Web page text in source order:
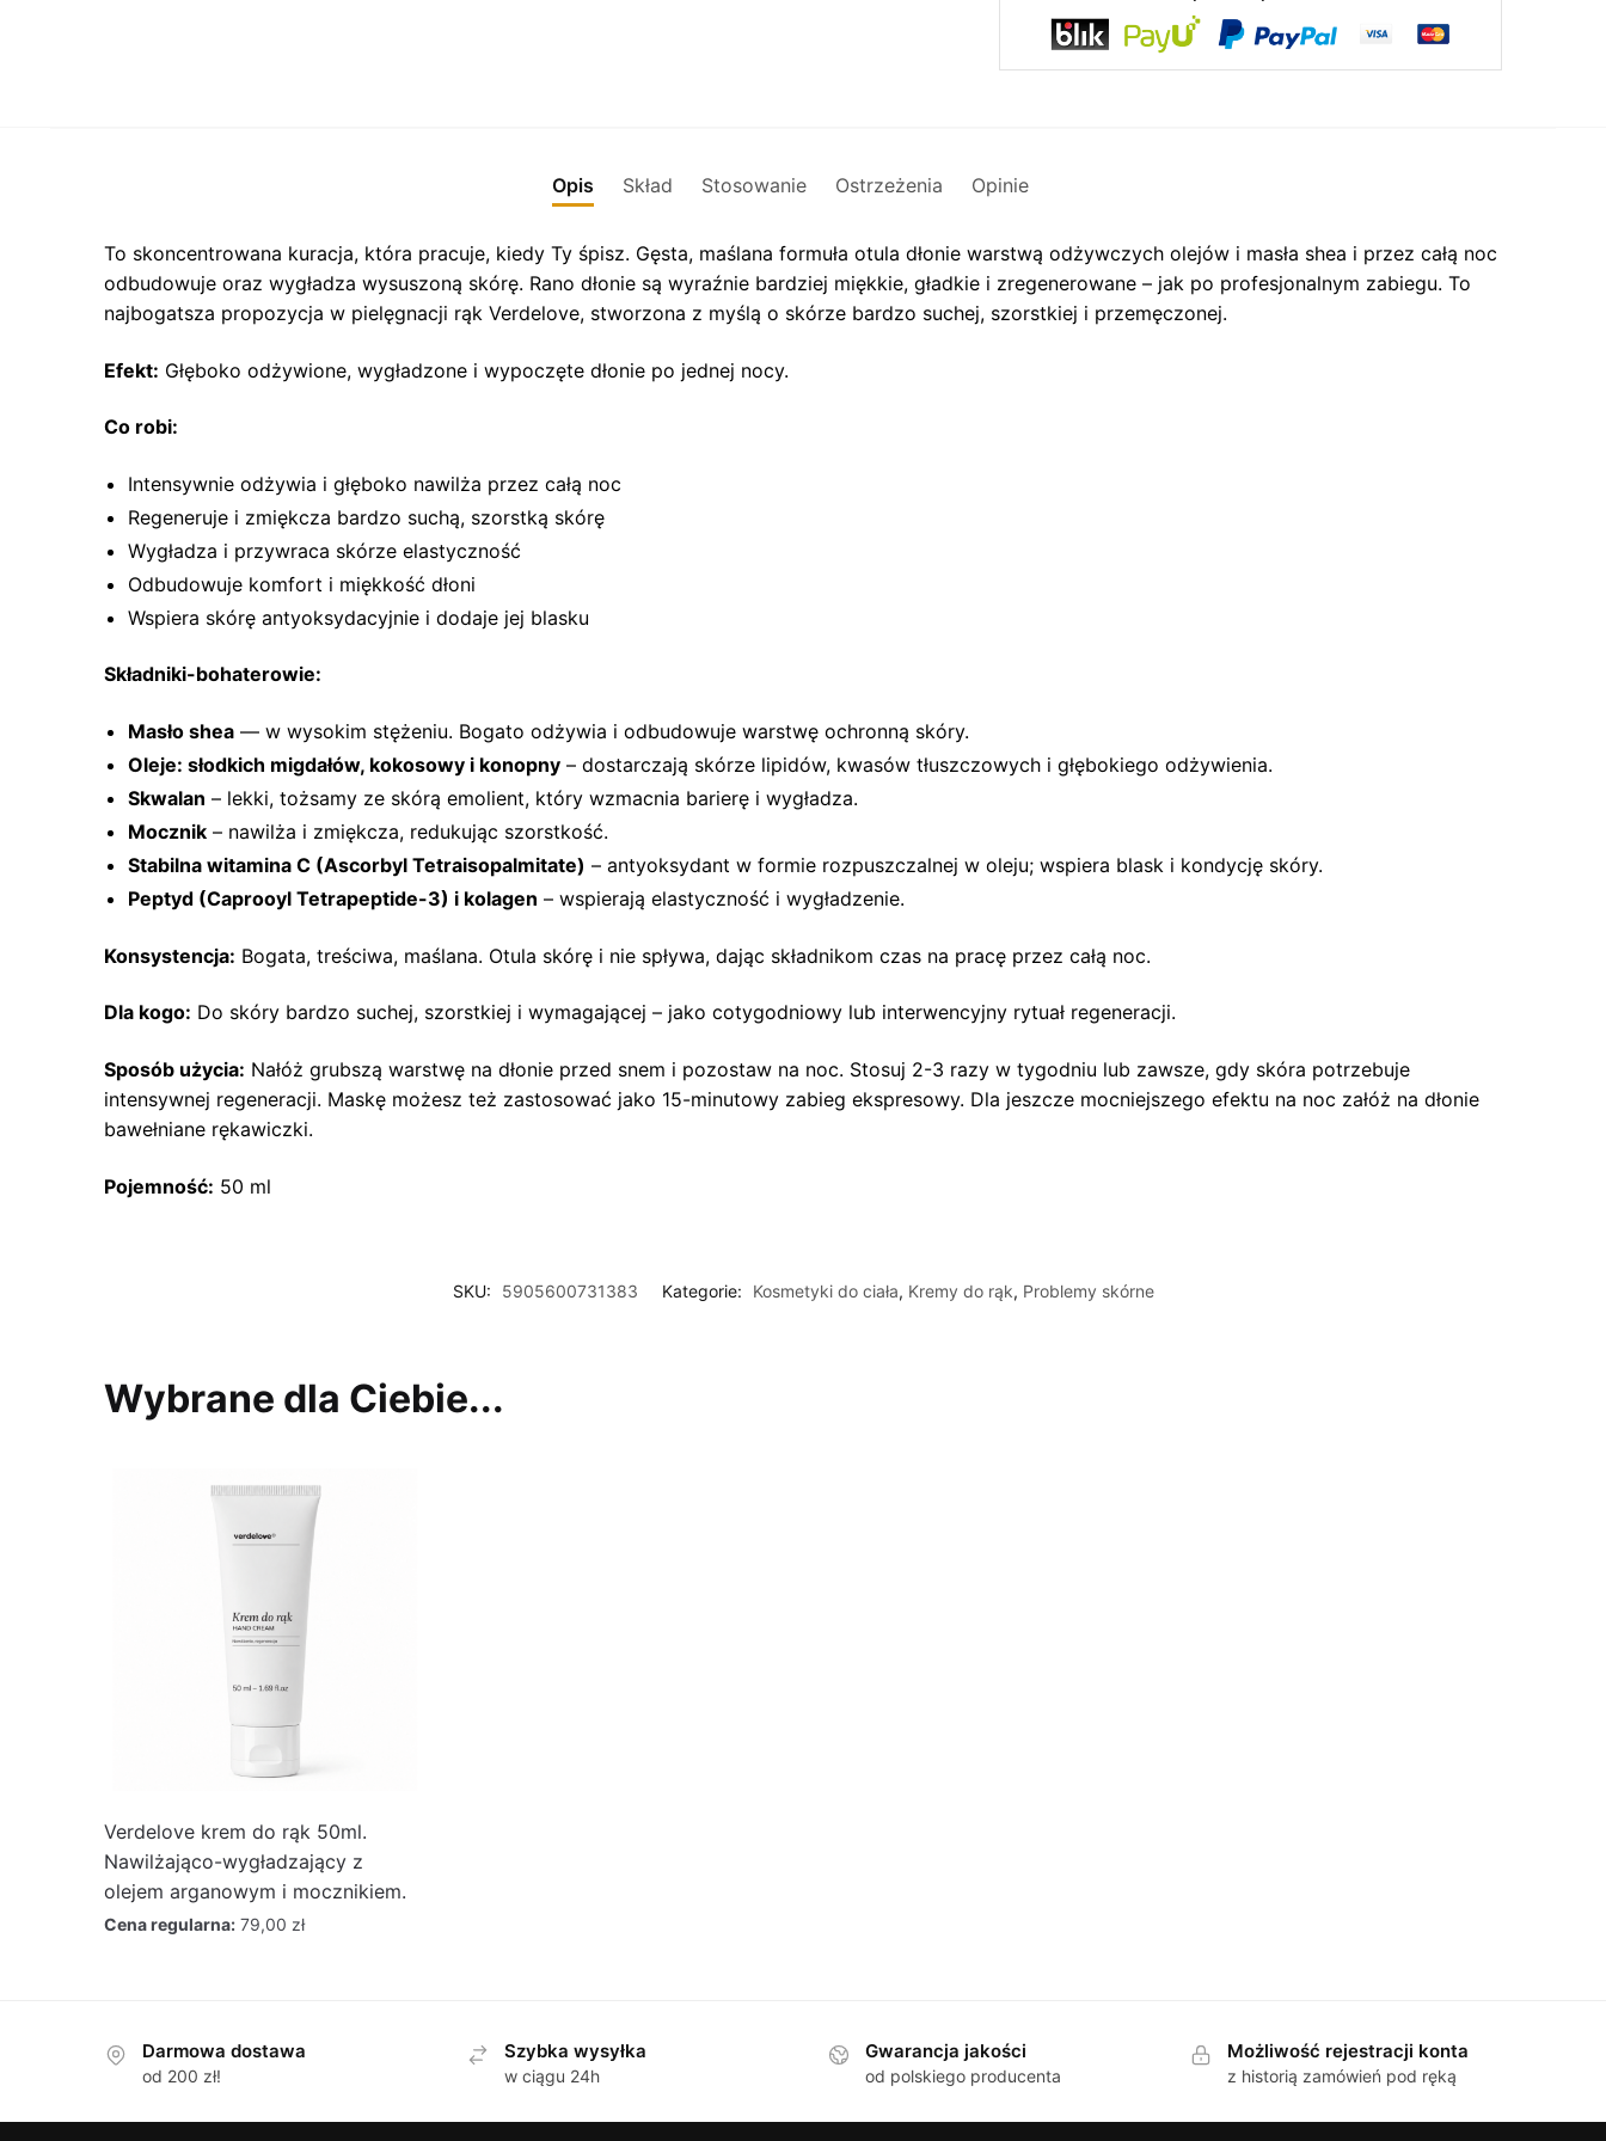
regeneracja.
Opis Skład Stosowanie Ostrzeżenia Opinie
To skoncentrowana kuracja, która pracuje, kiedy Ty śpisz. Gęsta, maślana formuła otula dłonie warstwą odżywczych olejów i masła shea i przez całą noc
odbudowuje oraz wygładza wysuszoną skórę. Rano dłonie są wyraźnie bardziej miękkie, gładkie i zregenerowane – jak po profesjonalnym zabiegu. To
najbogatsza propozycja w pielęgnacji rąk Verdelove, stworzona z myślą o skórze bardzo suchej, szorstkiej i przemęczonej.
Efekt: Głęboko odżywione, wygładzone i wypoczęte dłonie po jednej nocy.
Co robi:
Intensywnie odżywia i głęboko nawilża przez całą noc
Regeneruje i zmiękcza bardzo suchą, szorstką skórę
Wygładza i przywraca skórze elastyczność
Odbudowuje komfort i miękkość dłoni
Wspiera skórę antyoksydacyjnie i dodaje jej blasku
Składniki-bohaterowie:
Masło shea — w wysokim stężeniu. Bogato odżywia i odbudowuje warstwę ochronną skóry.
Oleje: słodkich migdałów, kokosowy i konopny – dostarczają skórze lipidów, kwasów tłuszczowych i głębokiego odżywienia.
Skwalan – lekki, tożsamy ze skórą emolient, który wzmacnia barierę i wygładza.
Mocznik – nawilża i zmiękcza, redukując szorstkość.
Stabilna witamina C (Ascorbyl Tetraisopalmitate) – antyoksydant w formie rozpuszczalnej w oleju; wspiera blask i kondycję skóry.
Peptyd (Caprooyl Tetrapeptide-3) i kolagen – wspierają elastyczność i wygładzenie.
Konsystencja: Bogata, treściwa, maślana. Otula skórę i nie spływa, dając składnikom czas na pracę przez całą noc.
Dla kogo: Do skóry bardzo suchej, szorstkiej i wymagającej – jako cotygodniowy lub interwencyjny rytuał regeneracji.
Sposób użycia: Nałóż grubszą warstwę na dłonie przed snem i pozostaw na noc. Stosuj 2-3 razy w tygodniu lub zawsze, gdy skóra potrzebuje
intensywnej regeneracji. Maskę możesz też zastosować jako 15-minutowy zabieg ekspresowy. Dla jeszcze mocniejszego efektu na noc załóż na dłonie
bawełniane rękawiczki.
Pojemność: 50 ml
SKU: 5905600731383 Kategorie: Kosmetyki do ciała, Kremy do rąk, Problemy skórne
Wybrane dla Ciebie...
Verdelove krem do rąk 50ml.
Nawilżająco-wygładzający z
olejem arganowym i mocznikiem.
Cena regularna: 79,00 zł
Darmowa dostawa
od 200 zł!
Szybka wysyłka
w ciągu 24h
Gwarancja jakości
od polskiego producenta
Możliwość rejestracji konta
z historią zamówień pod ręką